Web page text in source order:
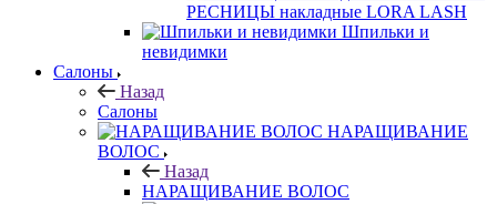
РЕСНИЦЫ накладные LORA LASH
Шпильки и
невидимки
Салоны
Назад
Салоны
НАРАЩИВАНИЕ
ВОЛОС
Назад
НАРАЩИВАНИЕ ВОЛОС